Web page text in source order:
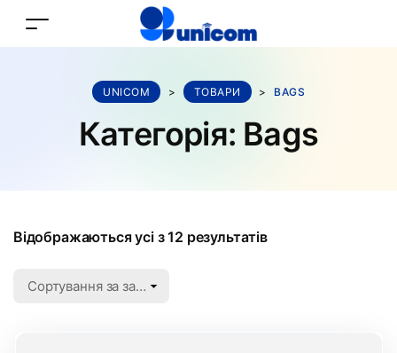
Категорія: Bags
UNICOM > ТОВАРИ > BAGS
Відображаються усі з 12 результатів